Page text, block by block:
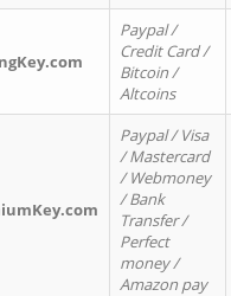
Paypal /
Credit Card /
Bitcoin /
Altcoins
Paypal / Visa
/ Mastercard
/ Webmoney
/ Bank
Transfer /
Perfect
money /
Amazon pay